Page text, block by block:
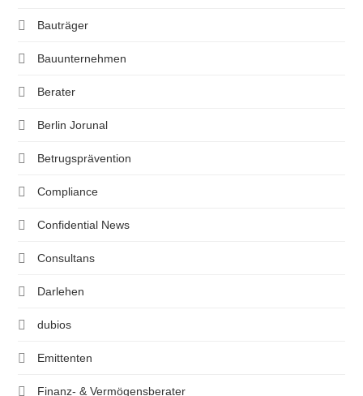
Bauträger
Bauunternehmen
Berater
Berlin Jorunal
Betrugsprävention
Compliance
Confidential News
Consultans
Darlehen
dubios
Emittenten
Finanz- & Vermögensberater